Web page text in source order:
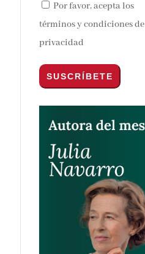
Por favor, acepta los
términos y condiciones de
privacidad